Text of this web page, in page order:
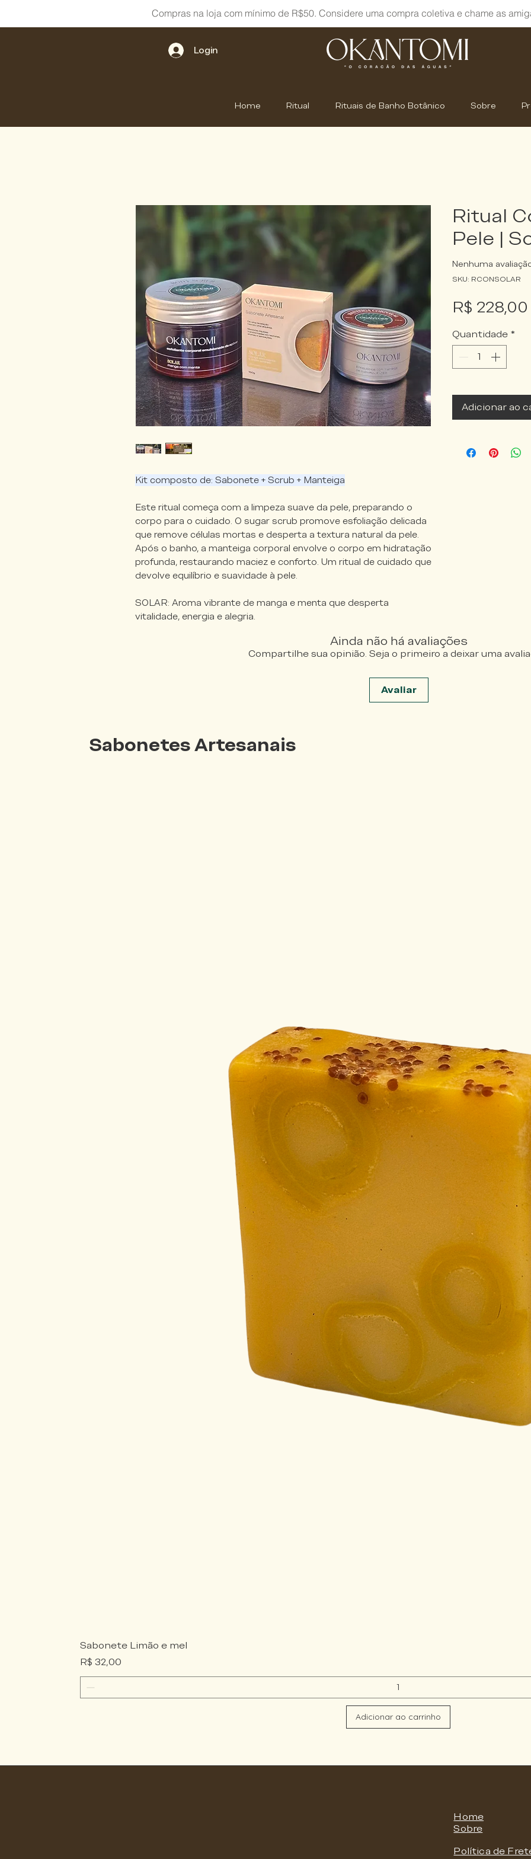
Compras na loja com mínimo de R$50. Considere uma compra coletiva e chame as
Login
Home Ritual Rituais de Banho Botânico Sobre
Kit composto de: Sabonete + Scrub + Manteiga
Este ritual começa com a limpeza suave da pele, preparando o
corpo para o cuidado. O sugar scrub promove esfoliação delicada
que remove células mortas e desperta a textura natural da pele.
Após o banho, a manteiga corporal envolve o corpo em hidratação
profunda, restaurando maciez e conforto. Um ritual de cuidado que
devolve equilíbrio e suavidade à pele.
SOLAR: Aroma vibrante de manga e menta que desperta
vitalidade, energia e alegria.
Ritual
Pele |
Nenhuma
SKU: RCONSOLAR
R$ 228,00
Quantidade *
Adicionar ao
Ainda não há avaliações
Compartilhe sua opinião. Seja o primeiro a deixar uma
Avaliar
Sabonetes Artesanais
Sabonete Limão e mel
Preço
R$ 32,00
Adicionar ao carrinho
Home
Sobre
Política de